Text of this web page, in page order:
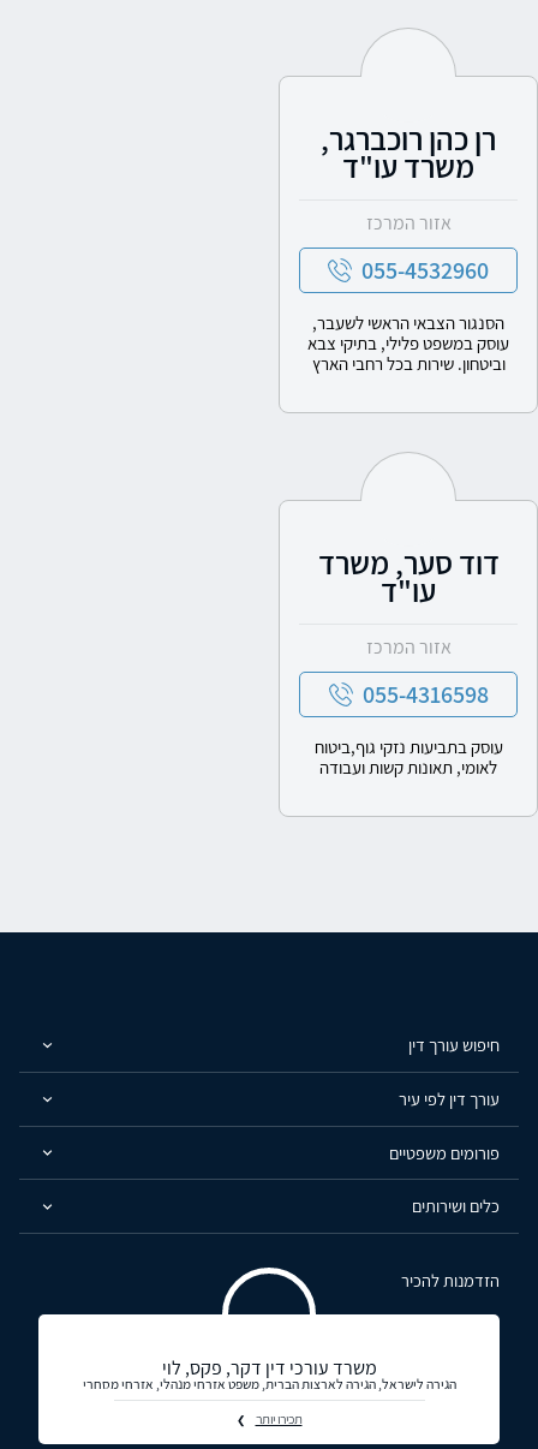
רן כהן רוכברגר,
משרד עו"ד
אזור המרכז
055-4532960
הסנגור הצבאי הראשי לשעבר,
עוסק במשפט פלילי, בתיקי צבא
וביטחון. שירות בכל רחבי הארץ
דוד סער, משרד
עו"ד
אזור המרכז
055-4316598
עוסק בתביעות נזקי גוף,ביטוח
לאומי, תאונות קשות ועבודה
חיפוש עורך דין
עורך דין לפי עיר
פורומים משפטיים
כלים ושירותים
הזדמנות להכיר
משרד עורכי דין דקר, פקס, לוי
הגירה לישראל, הגירה לארצות הברית, משפט אזרחי מנהלי, אזרחי מסחרי
תכירו יותר